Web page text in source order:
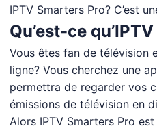
IPTV Smarters Pro? C’est
Qu’est-ce
Vous êtes fan de télévision
ligne? Vous cherchez une
permettra de regarder vos
émissions de télévision en
Alors IPTV Smarters Pro est